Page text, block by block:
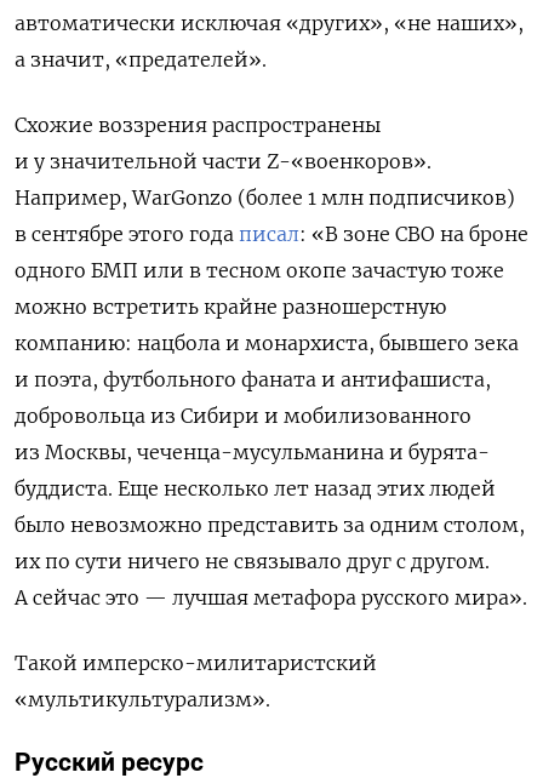
автоматически исключая «других», «не наших»,
а значит, «предателей».
Схожие воззрения распространены
и у значительной части Z-«военкоров».
Например, WarGonzo (более 1 млн подписчиков)
в сентябре этого года писал: «В зоне СВО на броне
одного БМП или в тесном окопе зачастую тоже
можно встретить крайне разношерстную
компанию: нацбола и монархиста, бывшего зека
и поэта, футбольного фаната и антифашиста,
добровольца из Сибири и мобилизованного
из Москвы, чеченца-мусульманина и бурята-
буддиста. Еще несколько лет назад этих людей
было невозможно представить за одним столом,
их по сути ничего не связывало друг с другом.
А сейчас это — лучшая метафора русского мира».
Такой имперско-милитаристский
«мультикультурализм».
Русский ресурс